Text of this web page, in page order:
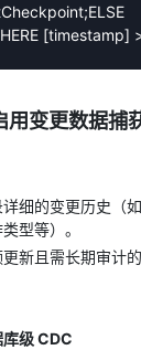
[timestamp]
变更数据捕
详细的变更历史（
型等）。
新且需长期审计的
级 CDC